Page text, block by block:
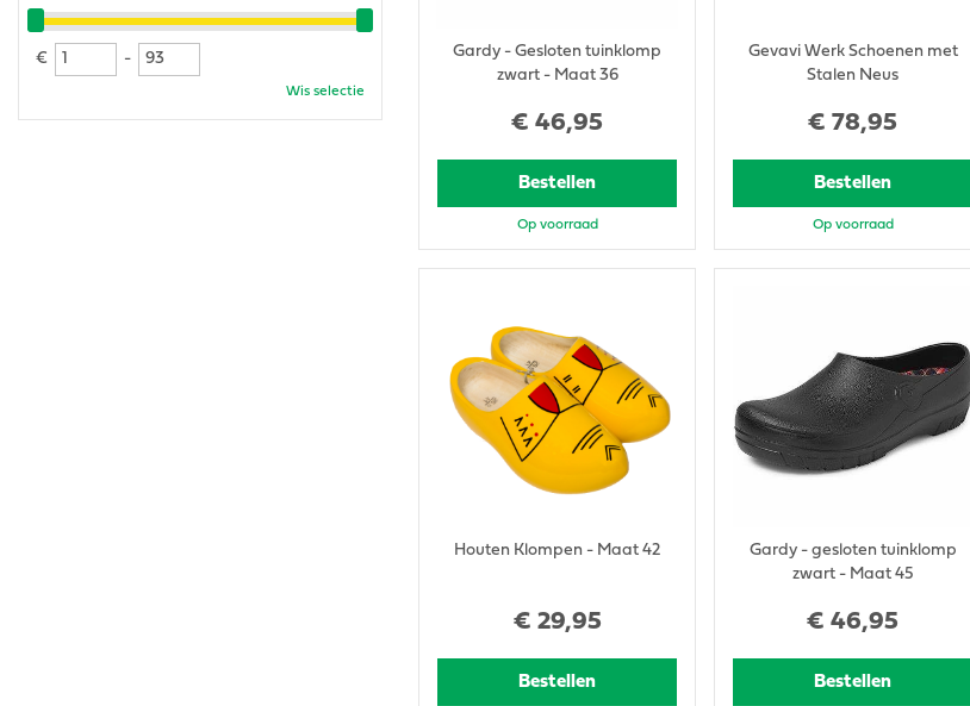
€ 46,95
Gardy - Gesloten tuinklomp
zwart - Maat 36
Bestellen
Op voorraad
€ 78,95
Gevavi Werk Schoenen met
Stalen Neus
Bestellen
Op voorraad
€ 29,95
Houten Klompen - Maat 42
Bestellen
€ 46,95
Gardy - gesloten tuinklomp
zwart - Maat 45
Bestellen
€ -
Wis selectie